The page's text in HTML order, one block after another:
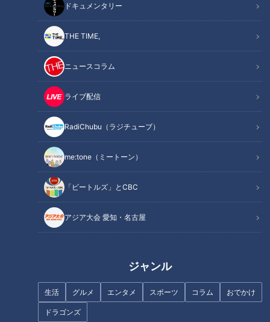
ドキュメンタリー
THE TIME,
ニュースコラム
ライブ配信
RadiChubu（ラジチューブ）
me:tone（ミートーン）
「ビートルズ」とCBC
アジア大会 愛知・名古屋
ジャンル
生活 グルメ エンタメ スポーツ コラム おでかけ
ドラゴンズ
記事に戻る
この記事を見たあなたへのおすすめ
フランス人は菓子店「シャトレ
ーゼ」の店名に顔を赤らめる？
ラーメン数珠つなぎ第四弾！一
口すすればたちまちとりこに！
極うま白醤油らーめん「麺屋 伊